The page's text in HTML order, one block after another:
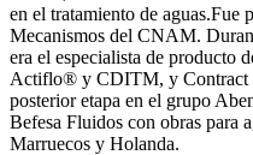
en el tratamiento de aguas.Fue
Mecanismos del CNAM.
era el especialista de producto
Actiflo® y CDITM, y Contract
posterior etapa en el grupo
Befesa Fluidos con obras para
Marruecos y Holanda.